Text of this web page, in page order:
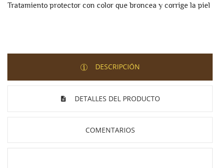
Tratamiento protector con color que broncea y corrige la piel
DESCRIPCIÓN
DETALLES DEL PRODUCTO
COMENTARIOS